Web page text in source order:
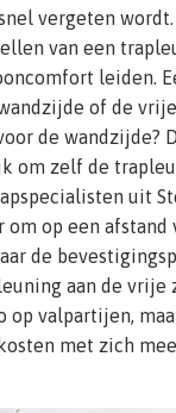
vergeten
van een
leiden.
of de
de wandzijde?
om zelf de
uit
om op een afstand
de
aan de
op valpartijen,
met zich